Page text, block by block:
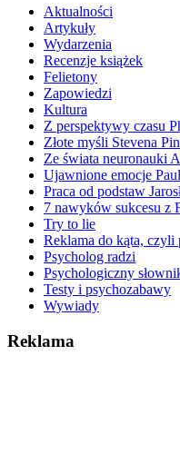
Aktualności
Artykuły
Wydarzenia
Recenzje książek
Felietony
Zapowiedzi
Kultura
Z perspektywy czasu
Złote myśli Stevena
Ze świata neuronauki
Ujawnione emocje
Praca od podstaw
7 nawyków sukcesu z
Try to lie
Reklama do kąta,
Psycholog radzi
Psychologiczny
Testy i psychozabawy
Wywiady
Reklama